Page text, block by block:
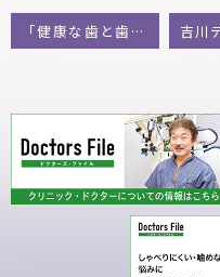
「健康な歯と歯ぐき」あってこそ・・・